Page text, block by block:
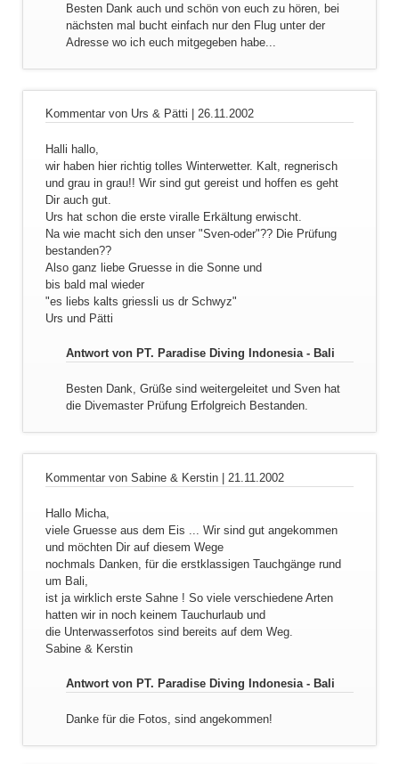
Besten Dank auch und schön von euch zu hören, bei
nächsten mal bucht einfach nur den Flug unter der
Adresse wo ich euch mitgegeben habe...
Kommentar von Urs & Pätti | 26.11.2002
Halli hallo,
wir haben hier richtig tolles Winterwetter. Kalt, regnerisch
und grau in grau!! Wir sind gut gereist und hoffen es geht
Dir auch gut.
Urs hat schon die erste viralle Erkältung erwischt.
Na wie macht sich den unser "Sven-oder"?? Die Prüfung
bestanden??
Also ganz liebe Gruesse in die Sonne und
bis bald mal wieder
"es liebs kalts griessli us dr Schwyz"
Urs und Pätti
Antwort von PT. Paradise Diving Indonesia - Bali
Besten Dank, Grüße sind weitergeleitet und Sven hat
die Divemaster Prüfung Erfolgreich Bestanden.
Kommentar von Sabine & Kerstin | 21.11.2002
Hallo Micha,
viele Gruesse aus dem Eis ... Wir sind gut angekommen
und möchten Dir auf diesem Wege
nochmals Danken, für die erstklassigen Tauchgänge rund
um Bali,
ist ja wirklich erste Sahne ! So viele verschiedene Arten
hatten wir in noch keinem Tauchurlaub und
die Unterwasserfotos sind bereits auf dem Weg.
Sabine & Kerstin
Antwort von PT. Paradise Diving Indonesia - Bali
Danke für die Fotos, sind angekommen!